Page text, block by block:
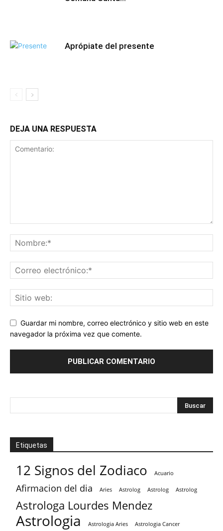
Aprópiate del presente
DEJA UNA RESPUESTA
Guardar mi nombre, correo electrónico y sitio web en este
navegador la próxima vez que comente.
Etiquetas
12 Signos del Zodiaco Acuario
Afirmacion del dia Aries Astrolog Astrolog Astrolog
Astrologa Lourdes Mendez
Astrologia Astrologia Aries Astrologia Cancer